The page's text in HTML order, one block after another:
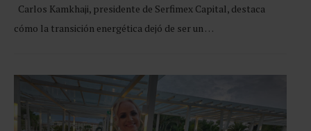
Carlos Kamkhaji, presidente de Serfimex Capital, destaca
cómo la transición energética dejó de ser un …